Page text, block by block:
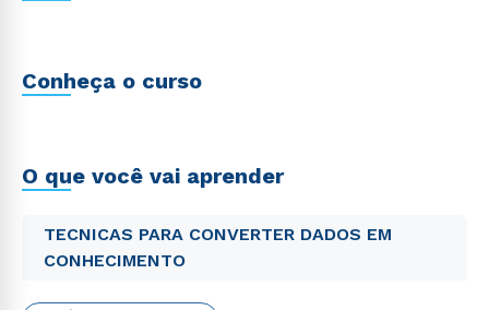
Conheça o curso
O que você vai aprender
TECNICAS PARA CONVERTER DADOS EM
CONHECIMENTO